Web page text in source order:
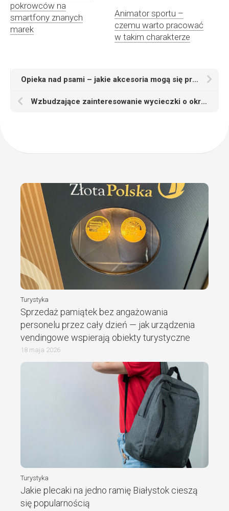
pokrowców na
smartfony znanych
marek
Animator sportu –
czemu warto pracować
w takim charakterze
Opieka nad psami – jakie akcesoria mogą się przydać
Wzbudzające zainteresowanie wycieczki o określonej tematyce przygotowane przez Biuro Podróży Magia Podróżowania
Turystyka
Sprzedaż pamiątek bez angażowania
personelu przez cały dzień — jak urządzenia
vendingowe wspierają obiekty turystyczne
18 maja 2026
Turystyka
Jakie plecaki na jedno ramię Białystok cieszą
się popularnością